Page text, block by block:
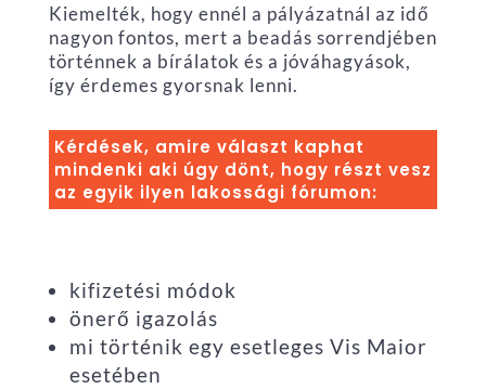
Kiemelték, hogy ennél a pályázatnál az idő
nagyon fontos, mert a beadás sorrendjében
történnek a bírálatok és a jóváhagyások,
így érdemes gyorsnak lenni.
Kérdések, amire választ kaphat
mindenki aki úgy dönt, hogy részt vesz
az egyik ilyen lakossági fórumon:
kifizetési módok
önerő igazolás
mi történik egy esetleges Vis Maior
esetében